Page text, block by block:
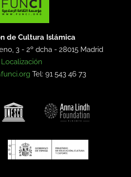
de Cultura Islámica
3 - 2º dcha -28015 Madrid
Localización
Tel: 91 543 46 73